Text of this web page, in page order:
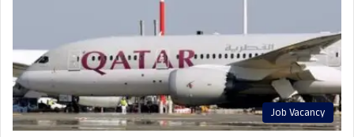
Job Vacancy